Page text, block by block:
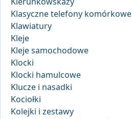
Klasyczne telefony komórkowe
Klawiatury
Kleje
Kleje samochodowe
Klocki
Klocki hamulcowe
Klucze i nasadki
Kociołki
Kolejki i zestawy